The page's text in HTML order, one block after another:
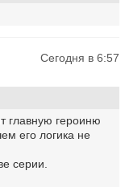
Сегодня в 6:57
главную героиню
его логика не
серии.